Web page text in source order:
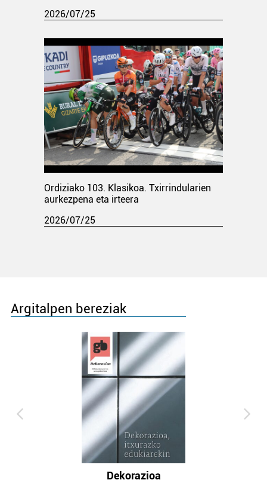
2026/07/25
Ordiziako 103. Klasikoa. Txirrindularien
aurkezpena eta irteera
2026/07/25
Argitalpen bereziak
Dekorazioa